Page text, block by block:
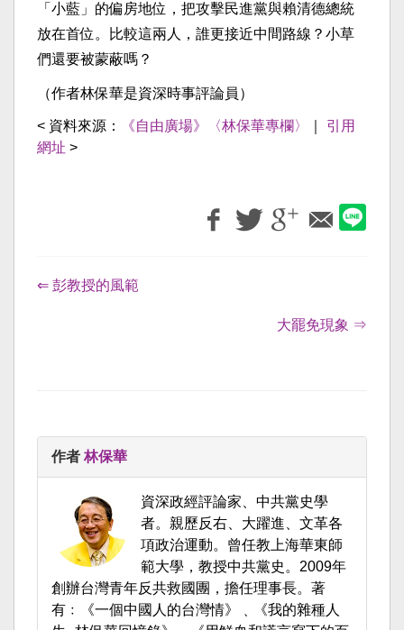
「小藍」的偏房地位，把攻擊民進黨與賴清德總統
放在首位。比較這兩人，誰更接近中間路線？小草
們還要被蒙蔽嗎？
（作者林保華是資深時事評論員）
< 資料來源： 《自由廣場》〈林保華專欄〉
引用
網址 >
⇐ 彭教授的風範
大罷免現象 ⇒
作者 林保華
資深政經評論家、中共黨史學
者。親歷反右、大躍進、文革各
項政治運動。曾任教上海華東師
範大學，教授中共黨史。2009年
創辦台灣青年反共救國團，擔任理事長。著
有﹕《一個中國人的台灣情》﹑《我的雜種人